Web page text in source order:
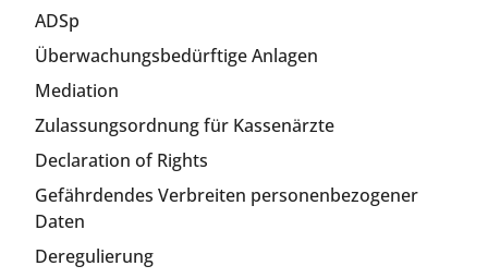
ADSp
Überwachungsbedürftige Anlagen
Mediation
Zulassungsordnung für Kassenärzte
Declaration of Rights
Gefährdendes Verbreiten personenbezogener
Daten
Deregulierung